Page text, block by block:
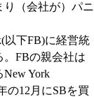
り（会社が）パニ
以下FB)に経営統
FBの親会社は
York
の12月にSBを買